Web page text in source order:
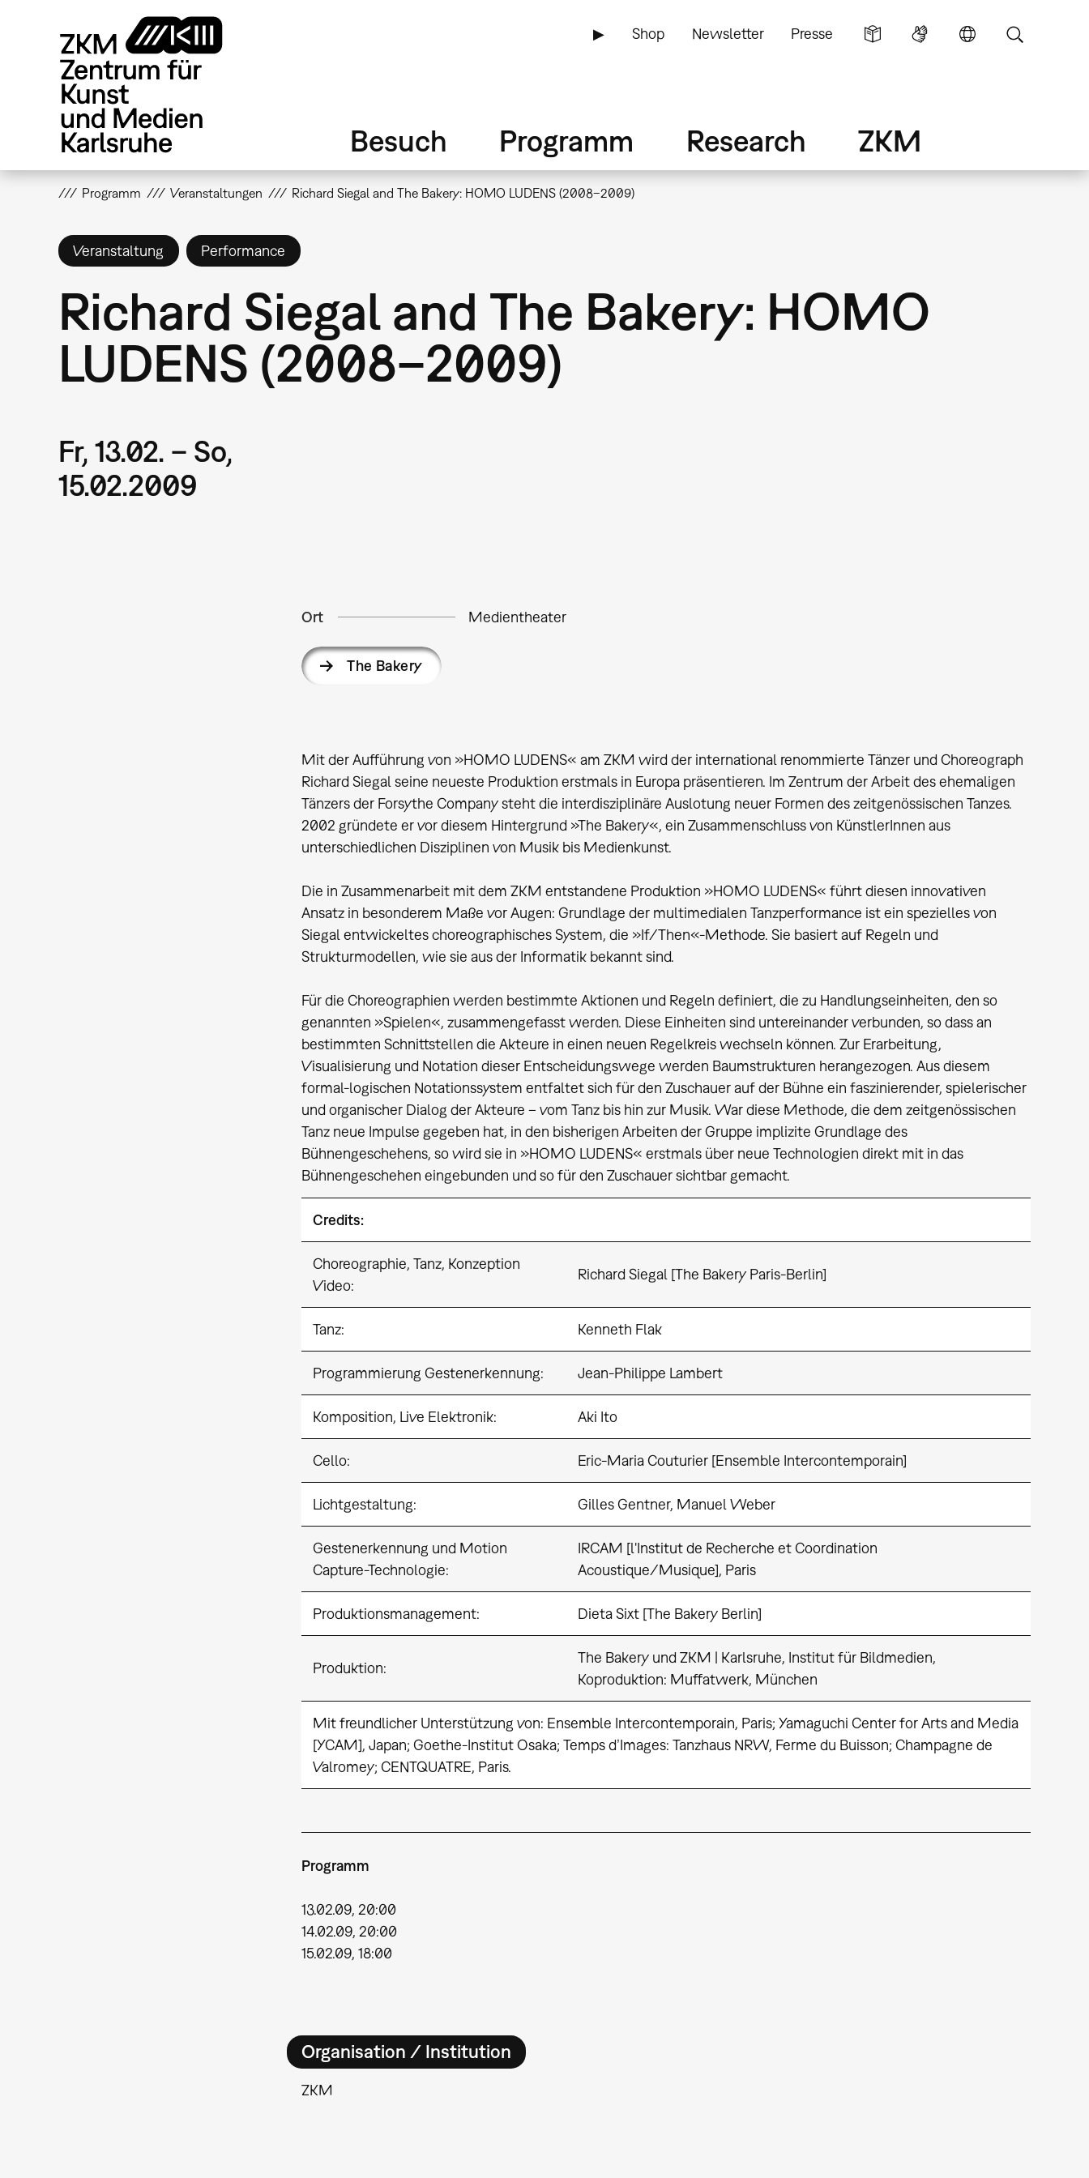
▶ Shop Newsletter Presse
Besuch Programm Research ZKM
Programm Veranstaltungen Richard Siegal and The Bakery: HOMO LUDENS (2008–2009)
Veranstaltung Performance
Richard Siegal and The Bakery: HOMO
LUDENS (2008–2009)
Fr, 13.02. – So,
15.02.2009
Ort Medientheater
The Bakery
Mit der Aufführung von »HOMO LUDENS« am ZKM wird der international renommierte Tänzer und Choreograph
Richard Siegal seine neueste Produktion erstmals in Europa präsentieren. Im Zentrum der Arbeit des ehemaligen
Tänzers der Forsythe Company steht die interdisziplinäre Auslotung neuer Formen des zeitgenössischen Tanzes.
2002 gründete er vor diesem Hintergrund »The Bakery«, ein Zusammenschluss von KünstlerInnen aus
unterschiedlichen Disziplinen von Musik bis Medienkunst.
Die in Zusammenarbeit mit dem ZKM entstandene Produktion »HOMO LUDENS« führt diesen innovativen
Ansatz in besonderem Maße vor Augen: Grundlage der multimedialen Tanzperformance ist ein spezielles von
Siegal entwickeltes choreographisches System, die »If/Then«-Methode. Sie basiert auf Regeln und
Strukturmodellen, wie sie aus der Informatik bekannt sind.
Für die Choreographien werden bestimmte Aktionen und Regeln definiert, die zu Handlungseinheiten, den so
genannten »Spielen«, zusammengefasst werden. Diese Einheiten sind untereinander verbunden, so dass an
bestimmten Schnittstellen die Akteure in einen neuen Regelkreis wechseln können. Zur Erarbeitung,
Visualisierung und Notation dieser Entscheidungswege werden Baumstrukturen herangezogen. Aus diesem
formal-logischen Notationssystem entfaltet sich für den Zuschauer auf der Bühne ein faszinierender, spielerischer
und organischer Dialog der Akteure – vom Tanz bis hin zur Musik. War diese Methode, die dem zeitgenössischen
Tanz neue Impulse gegeben hat, in den bisherigen Arbeiten der Gruppe implizite Grundlage des
Bühnengeschehens, so wird sie in »HOMO LUDENS« erstmals über neue Technologien direkt mit in das
Bühnengeschehen eingebunden und so für den Zuschauer sichtbar gemacht.
Credits:
Choreographie, Tanz, Konzeption
Video:
Richard Siegal [The Bakery Paris-Berlin]
Tanz: Kenneth Flak
Programmierung Gestenerkennung: Jean-Philippe Lambert
Komposition, Live Elektronik: Aki Ito
Cello: Eric-Maria Couturier [Ensemble Intercontemporain]
Lichtgestaltung: Gilles Gentner, Manuel Weber
Gestenerkennung und Motion
Capture-Technologie:
IRCAM [l'Institut de Recherche et Coordination
Acoustique/Musique], Paris
Produktionsmanagement: Dieta Sixt [The Bakery Berlin]
Produktion:
The Bakery und ZKM | Karlsruhe, Institut für Bildmedien,
Koproduktion: Muffatwerk, München
Mit freundlicher Unterstützung von: Ensemble Intercontemporain, Paris; Yamaguchi Center for Arts and Media
[YCAM], Japan; Goethe-Institut Osaka; Temps d’Images: Tanzhaus NRW, Ferme du Buisson; Champagne de
Valromey; CENTQUATRE, Paris.
Programm
13.02.09, 20:00
14.02.09, 20:00
15.02.09, 18:00
Organisation / Institution
ZKM